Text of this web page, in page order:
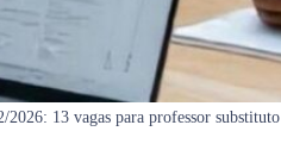
2026: 13 vagas para professor substituto